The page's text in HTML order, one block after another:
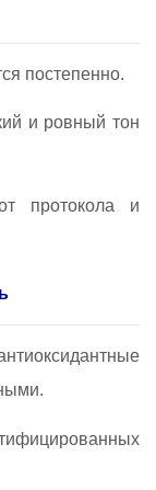
постепенно.
и ровный тон
протокола и